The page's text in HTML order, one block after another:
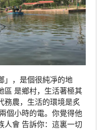
」，是個很純凈的地
區 是鄉村，生活著極其
務農，生活的環境是炙
個小時的電。你覺得他
人會 告訴你：這裏一切